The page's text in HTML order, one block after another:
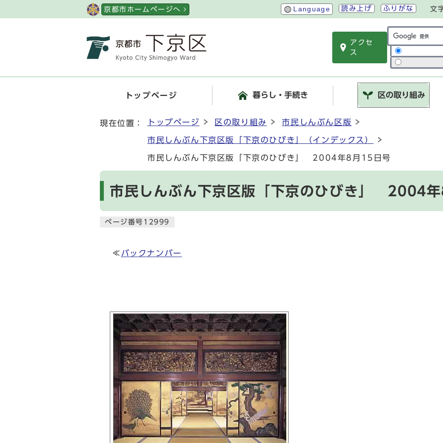
京都市ホームページへ Language 読み上げ ふりがな 文
アクセ
ス
サイト内検索
トップページ 暮らし・手続き 区の取り組み
現在位置： トップページ 区の取り組み 市民しんぶん区版
市民しんぶん下京区版「下京のひびき」（インデックス）
市民しんぶん下京区版「下京のひびき」 2004年8月15日号
市民しんぶん下京区版「下京のひびき」 2004
ページ番号12999
≪ バックナンバー